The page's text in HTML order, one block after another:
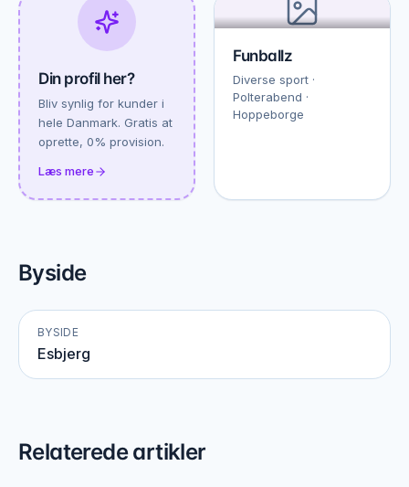
Din profil her?
Bliv synlig for kunder i
hele Danmark. Gratis at
oprette, 0% provision.
Læs mere
Funballz
Diverse sport ·
Polterabend ·
Hoppeborge
Byside
BYSIDE
Esbjerg
Relaterede artikler